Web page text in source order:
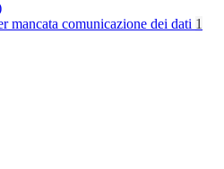
mancata comunicazione dei dati 1